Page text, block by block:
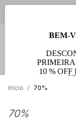
Início 70%
70%